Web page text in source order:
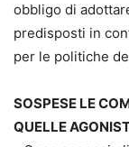
obbligo di
predisposti in
per le politiche
SOSPESE LE
QUELLE